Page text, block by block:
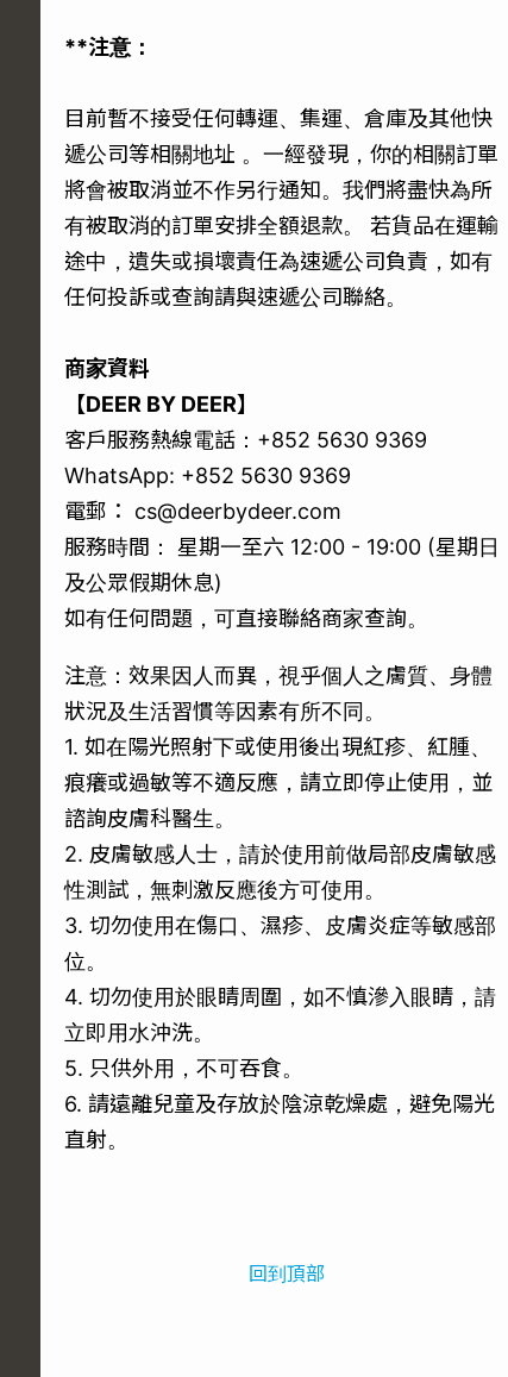
**注意：
目前暫不接受任何轉運、集運、倉庫及其他快
遞公司等相關地址 。一經發現，你的相關訂單
將會被取消並不作另行通知。我們將盡快為所
有被取消的訂單安排全額退款。 若貨品在運輸
途中，遺失或損壞責任為速遞公司負責，如有
任何投訴或查詢請與速遞公司聯絡。
商家資料
【DEER BY DEER】
客戶服務熱線電話：+852 5630 9369
WhatsApp: +852 5630 9369
電郵： cs@deerbydeer.com
服務時間： 星期一至六 12:00 - 19:00 (星期日
及公眾假期休息)
如有任何問題，可直接聯絡商家查詢。
注意：效果因人而異，視乎個人之膚質、身體
狀況及生活習慣等因素有所不同。
1. 如在陽光照射下或使用後出現紅疹、紅腫、
痕癢或過敏等不適反應，請立即停止使用，並
諮詢皮膚科醫生。
2. 皮膚敏感人士，請於使用前做局部皮膚敏感
性測試，無刺激反應後方可使用。
3. 切勿使用在傷口、濕疹、皮膚炎症等敏感部
位。
4. 切勿使用於眼睛周圍，如不慎滲入眼睛，請
立即用水沖洗。
5. 只供外用，不可吞食。
6. 請遠離兒童及存放於陰涼乾燥處，避免陽光
直射。
回到頂部